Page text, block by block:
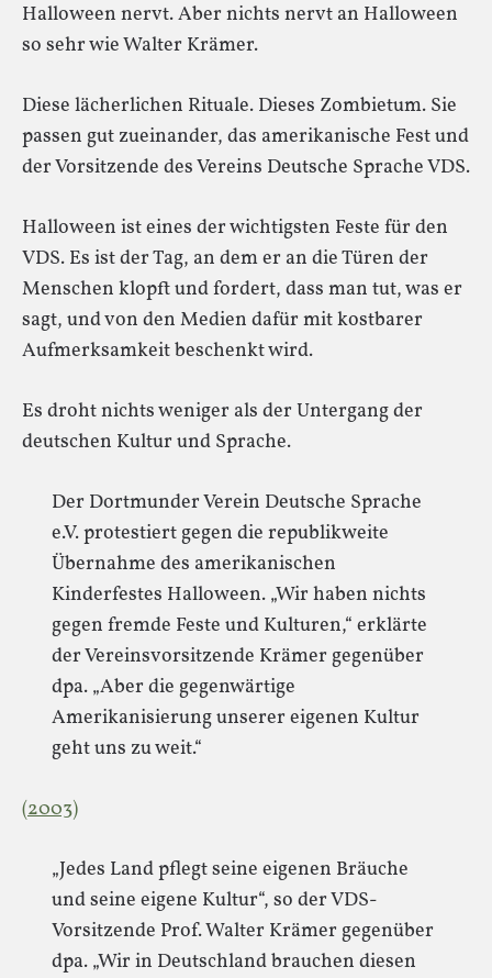
Halloween nervt. Aber nichts nervt an Halloween
so sehr wie Walter Krämer.
Diese lächerlichen Rituale. Dieses Zombietum. Sie
passen gut zueinander, das amerikanische Fest und
der Vorsitzende des Vereins Deutsche Sprache VDS.
Halloween ist eines der wichtigsten Feste für den
VDS. Es ist der Tag, an dem er an die Türen der
Menschen klopft und fordert, dass man tut, was er
sagt, und von den Medien dafür mit kostbarer
Aufmerksamkeit beschenkt wird.
Es droht nichts weniger als der Untergang der
deutschen Kultur und Sprache.
Der Dortmunder Verein Deutsche Sprache
e.V. protestiert gegen die republikweite
Übernahme des amerikanischen
Kinderfestes Halloween. „Wir haben nichts
gegen fremde Feste und Kulturen,“ erklärte
der Vereinsvorsitzende Krämer gegenüber
dpa. „Aber die gegenwärtige
Amerikanisierung unserer eigenen Kultur
geht uns zu weit.“
(2003)
„Jedes Land pflegt seine eigenen Bräuche
und seine eigene Kultur“, so der VDS-
Vorsitzende Prof. Walter Krämer gegenüber
dpa. „Wir in Deutschland brauchen diesen